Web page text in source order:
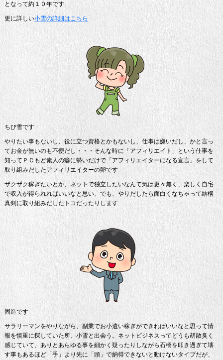
となって約１０年です
更に詳しい小雪の詳細はこちら
ちび雪です
やりたい事もないし、役に立つ資格とかもないし、仕事は嫌いだし、かと言っ
てお金が無いのも不便だし・・・そんな時に「アフィリエイト」という仕事を
知ってＰＣもど素人の癖に勢いだけで「アフィリエイターになる宣言」をして
取り組みだしたアフィリエイターの卵です
ザクザク稼ぎたいとか、ネットで独立したいなんて気は更々無く、楽しく自宅
で収入が得られればいいなと思い、でも、やりだしたら面白くなちゃって結構
真剣に取り組みだしたトコだったりします
固造です
サラリーマンをやりながら、副業でお小遣い稼ぎができればいいなと思って情
報を慎重に探していた所、小雪と出会う。ネットビジネスってどうも胡散臭く
感じていて、ありとあらゆる事を細かく疑ったりしながら石橋を叩き過ぎて壊
す事もあるほど「手」より先に「頭」で納得できないと動けないタイプだが、